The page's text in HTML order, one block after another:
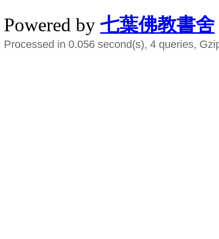
Powered by 七葉佛教書舍
Processed in 0.056 second(s), 4 queries,